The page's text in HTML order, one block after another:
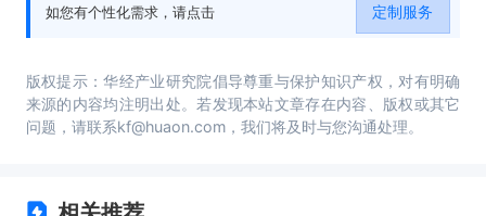
国进出口贸易行业发展战略及规划建议。
如您有个性化需求，请点击 定制服务
版权提示：华经产业研究院倡导尊重与保护知识产权，对有明确
来源的内容均注明出处。若发现本站文章存在内容、版权或其它
问题，请联系kf@huaon.com，我们将及时与您沟通处理。